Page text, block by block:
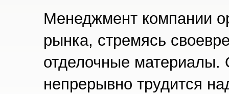
Менеджмент компании
рынка, стремясь
отделочные материалы.
непрерывно трудится